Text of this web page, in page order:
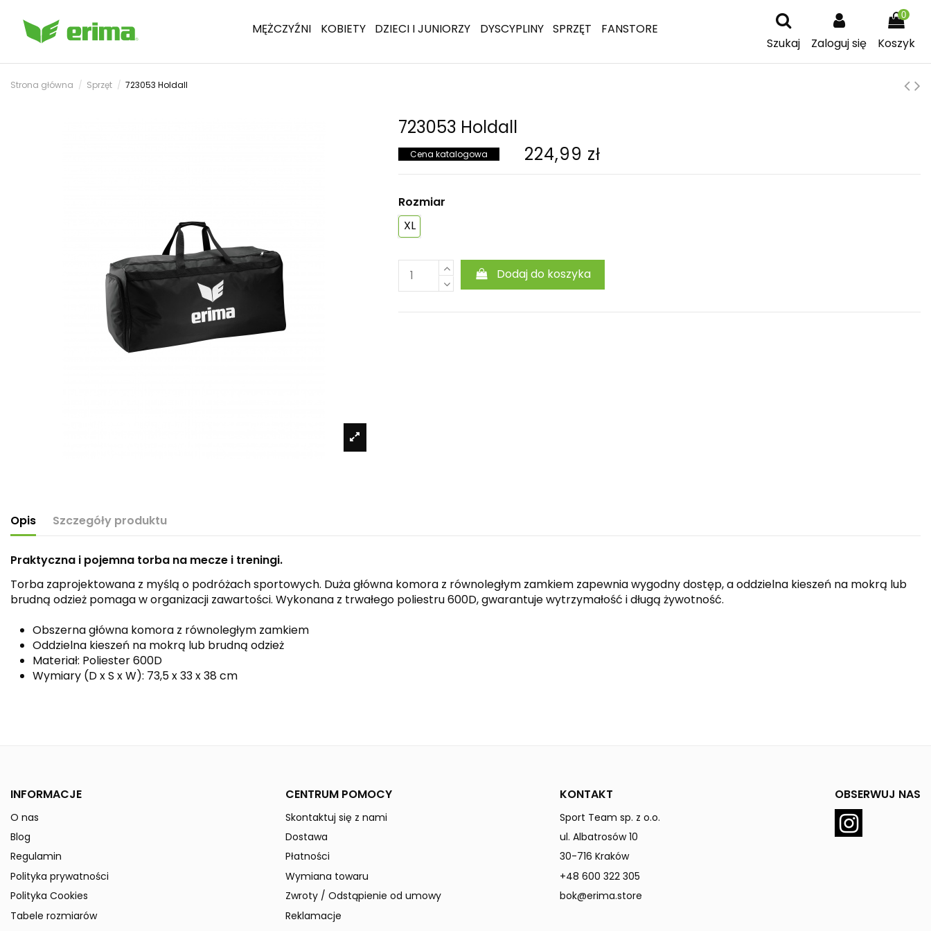
MĘŻCZYŹNI KOBIETY DZIECI I JUNIORZY DYSCYPLINY SPRZĘT
FANSTORE
Szukaj
Zaloguj się
0
Koszyk
Strona główna Sprzęt 723053 Holdall
723053 Holdall
Cena katalogowa 224,99 zł
Rozmiar
XL
Dodaj do koszyka
Opis Szczegóły produktu
Praktyczna i pojemna torba na mecze i treningi.
Torba zaprojektowana z myślą o podróżach sportowych. Duża główna komora z równoległym zamkiem zapewnia wygodny dostęp, a oddzielna kieszeń na mokrą lub
brudną odzież pomaga w organizacji zawartości. Wykonana z trwałego poliestru 600D, gwarantuje wytrzymałość i długą żywotność.
Obszerna główna komora z równoległym zamkiem
Oddzielna kieszeń na mokrą lub brudną odzież
Materiał: Poliester 600D
Wymiary (D x S x W): 73,5 x 33 x 38 cm
W magazynie
Data dostępności:
» Podmiot odpowiedzialny
INFORMACJE
O nas
Blog
Regulamin
Polityka prywatności
Polityka Cookies
Tabele rozmiarów
CENTRUM POMOCY
Skontaktuj się z nami
Dostawa
Płatności
Wymiana towaru
Zwroty / Odstąpienie od umowy
Reklamacje
KONTAKT
Sport Team sp. z o.o.
ul. Albatrosów 10
30-716 Kraków
+48 600 322 305
bok@erima.store
OBSERWUJ NAS